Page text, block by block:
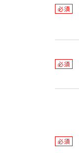
必須
必須
必須